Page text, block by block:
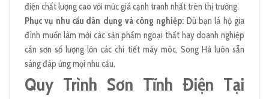
điện chất lượng cao với mức giá cạnh tranh nhất trên thị trường.
Phục vụ nhu cầu dân dụng và công nghiệp: Dù bạn là hộ gia
đình muốn làm mới các sản phẩm ngoại thất hay doanh nghiệp
cần sơn số lượng lớn các chi tiết máy móc, Song Hà luôn sẵn
sàng đáp ứng mọi nhu cầu.
Quy Trình Sơn Tĩnh Điện Tại